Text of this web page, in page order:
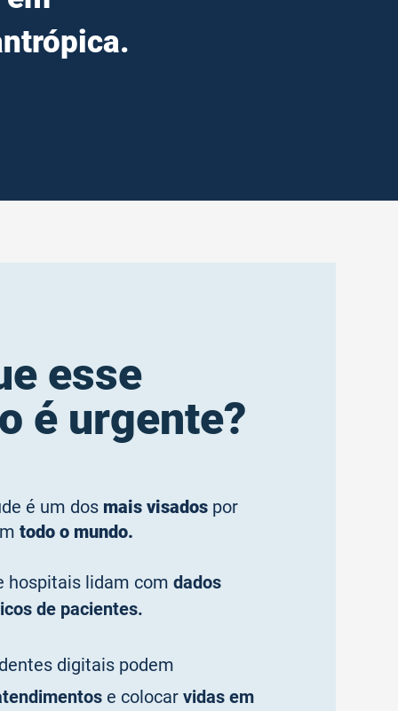
esse
é urgente?
é um dos mais visadospor
todo o mundo.
hospitais lidam com dados
de pacientes.
digitais podem
e colocar vidas em